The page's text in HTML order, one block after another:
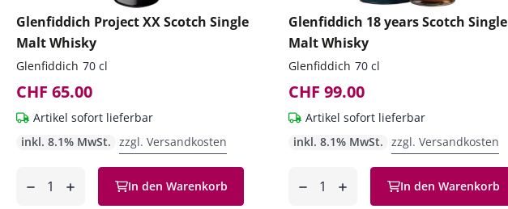
Glenfiddich Project XX Scotch Single
Malt Whisky
Glenfiddich 70 cl
CHF 65.00
Artikel sofort lieferbar
inkl. 8.1% MwSt. zzgl. Versandkosten
hinzufügen
In den Warenkorb
Glenfiddich 18 years Scotch Single
Malt Whisky
Glenfiddich 70 cl
CHF 99.00
Artikel sofort lieferbar
inkl. 8.1% MwSt. zzgl. Versandkosten
entfernenhinzufügen
In den Warenkorb